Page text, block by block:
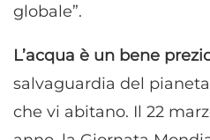
globale”.
L’acqua è un bene
salvaguardia del
che vi abitano. Il 22